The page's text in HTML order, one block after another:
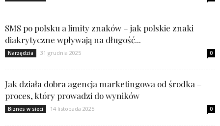
SMS po polsku a limity znaków – jak polskie znaki
diakrytyczne wpływają na długość...
Narzędzia 31 grudnia 2025 0
Jak działa dobra agencja marketingowa od środka –
proces, który prowadzi do wyników
Biznes w sieci 14 listopada 2025 0